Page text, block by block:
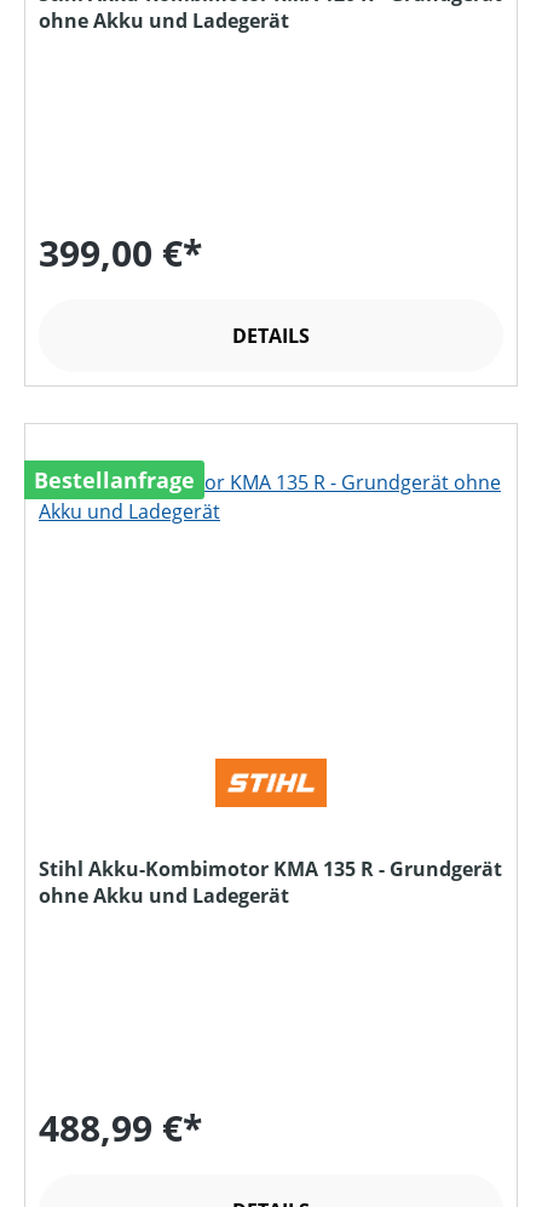
ohne Akku und Ladegerät
399,00 €*
DETAILS
Bestellanfrage
Stihl Akku-Kombimotor KMA 135 R - Grundgerät
ohne Akku und Ladegerät
488,99 €*